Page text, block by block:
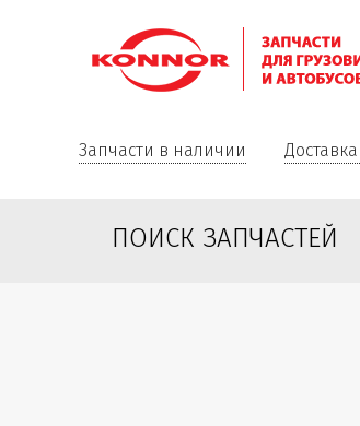
Запчасти в наличии
ПОИСК ЗАПЧАСТЕЙ